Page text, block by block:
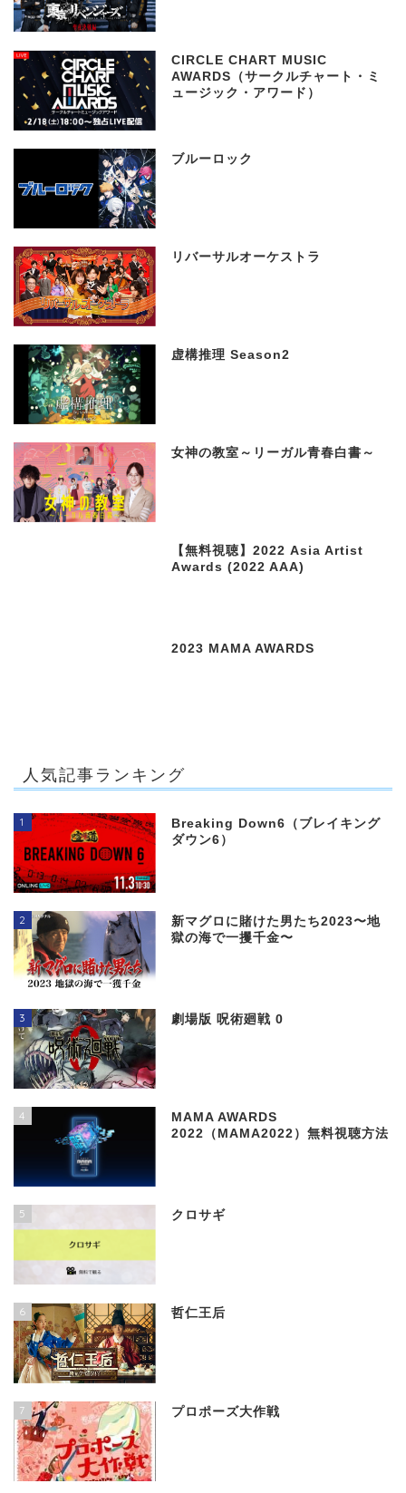
CIRCLE CHART MUSIC
AWARDS（サークルチャート・ミ
ュージック・アワード）
ブルーロック
リバーサルオーケストラ
虚構推理 Season2
女神の教室～リーガル青春白書～
【無料視聴】2022 Asia Artist
Awards (2022 AAA)
2023 MAMA AWARDS
人気記事ランキング
1
Breaking Down6（ブレイキング
ダウン6）
2
新マグロに賭けた男たち2023〜地
獄の海で一攫千金〜
3 劇場版 呪術廻戦 0
4
MAMA AWARDS
2022（MAMA2022）無料視聴方法
5 クロサギ
6 哲仁王后
7 プロポーズ大作戦